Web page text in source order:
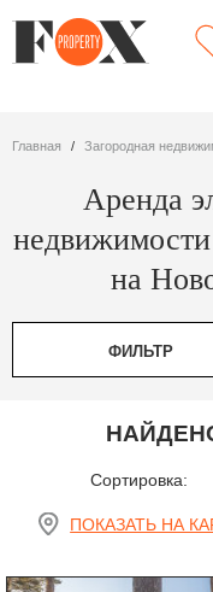
Главная Загородная
Аренда
на
ФИЛЬТР
Сортировка:
ПОКАЗАТЬ НА